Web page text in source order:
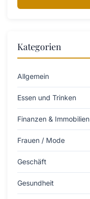
Kategorien
Allgemein
Essen und Trinken
Finanzen & Immobilien
Frauen / Mode
Geschäft
Gesundheit